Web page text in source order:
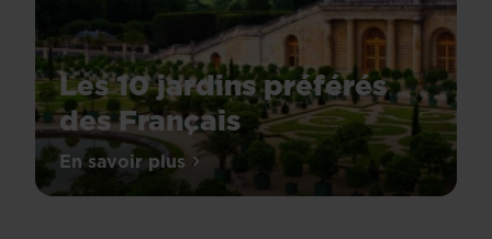
Les 10 jardins préférés
des Français
Quand
En savoir plussur Les 10 jardins préférés des Français